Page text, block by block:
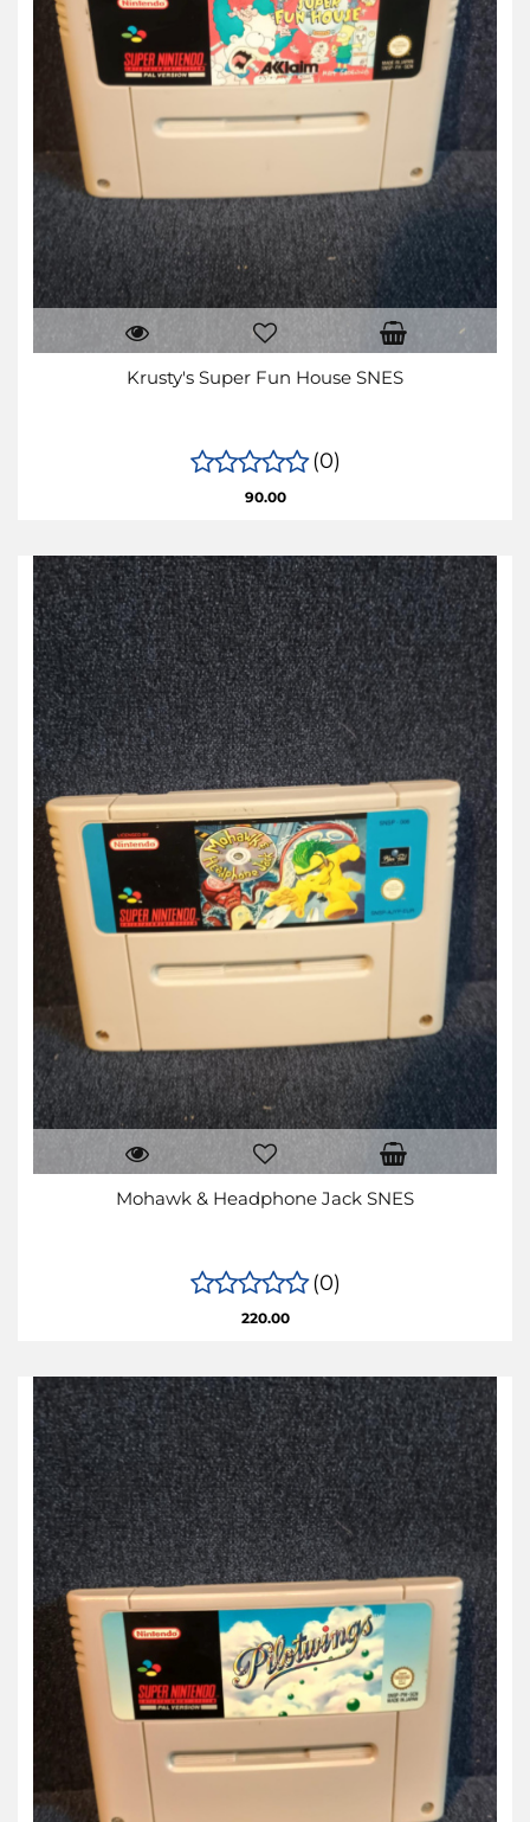
Krusty's Super Fun House SNES
(0)
90.00
Mohawk & Headphone Jack SNES
(0)
220.00